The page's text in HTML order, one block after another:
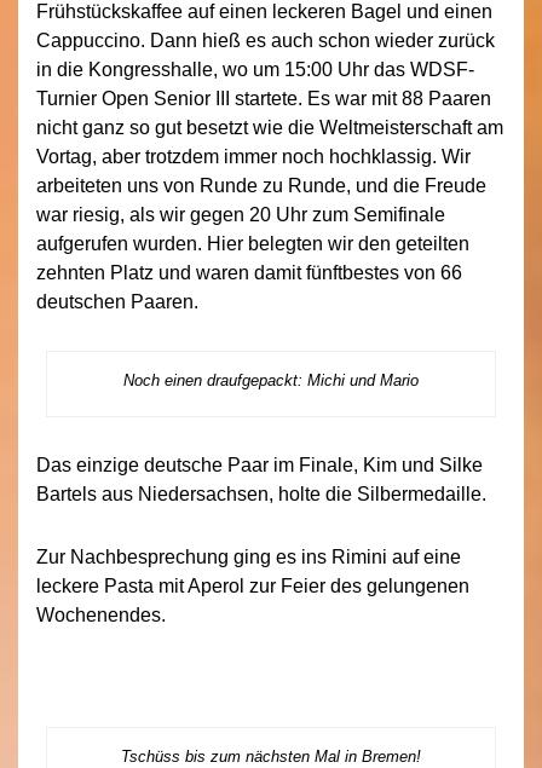
Frühstückskaffee auf einen leckeren Bagel und einen
Cappuccino. Dann hieß es auch schon wieder zurück
in die Kongresshalle, wo um 15:00 Uhr das WDSF-
Turnier Open Senior III startete. Es war mit 88 Paaren
nicht ganz so gut besetzt wie die Weltmeisterschaft am
Vortag, aber trotzdem immer noch hochklassig. Wir
arbeiteten uns von Runde zu Runde, und die Freude
war riesig, als wir gegen 20 Uhr zum Semifinale
aufgerufen wurden. Hier belegten wir den geteilten
zehnten Platz und waren damit fünftbestes von 66
deutschen Paaren.
Noch einen draufgepackt: Michi und Mario
Das einzige deutsche Paar im Finale, Kim und Silke
Bartels aus Niedersachsen, holte die Silbermedaille.
Zur Nachbesprechung ging es ins Rimini auf eine
leckere Pasta mit Aperol zur Feier des gelungenen
Wochenendes.
Tschüss bis zum nächsten Mal in Bremen!